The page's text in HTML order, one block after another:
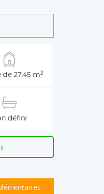
de 27.45 m2
défini